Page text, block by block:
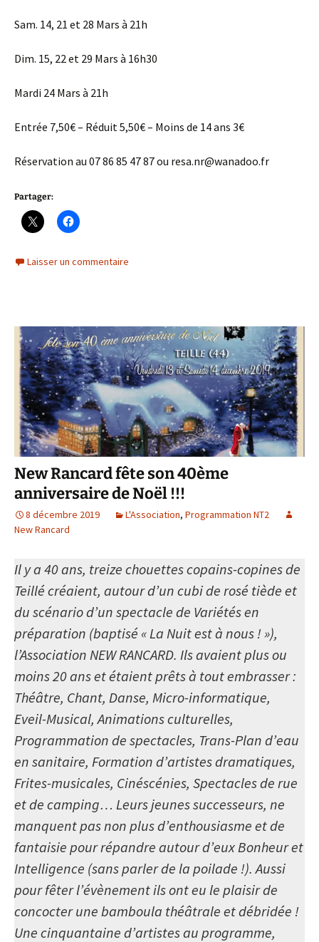
Sam. 14, 21 et 28 Mars à 21h
Dim. 15, 22 et 29 Mars à 16h30
Mardi 24 Mars à 21h
Entrée 7,50€ – Réduit 5,50€ – Moins de 14 ans 3€
Réservation au 07 86 85 47 87 ou resa.nr@wanadoo.fr
Partager:
Laisser un commentaire
New Rancard fête son 40ème
anniversaire de Noël !!!
8 décembre 2019 L'Association, Programmation NT2
New Rancard
Il y a 40 ans, treize chouettes copains-copines de
Teillé créaient, autour d’un cubi de rosé tiède et
du scénario d’un spectacle de Variétés en
préparation (baptisé « La Nuit est à nous ! »),
l’Association NEW RANCARD. Ils avaient plus ou
moins 20 ans et étaient prêts à tout embrasser :
Théâtre, Chant, Danse, Micro-informatique,
Eveil-Musical, Animations culturelles,
Programmation de spectacles, Trans-Plan d’eau
en sanitaire, Formation d’artistes dramatiques,
Frites-musicales, Cinéscénies, Spectacles de rue
et de camping… Leurs jeunes successeurs, ne
manquent pas non plus d’enthousiasme et de
fantaisie pour répandre autour d’eux Bonheur et
Intelligence (sans parler de la poilade !). Aussi
pour fêter l’évènement ils ont eu le plaisir de
concocter une bamboula théâtrale et débridée !
Une cinquantaine d’artistes au programme,